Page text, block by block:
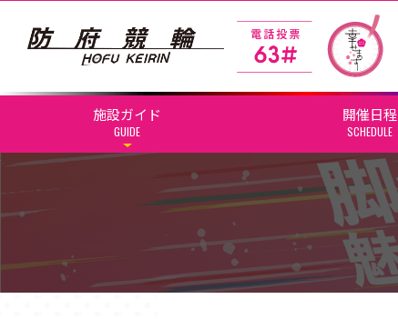
施設ガイド
GUIDE
開催日程
SCHEDULE